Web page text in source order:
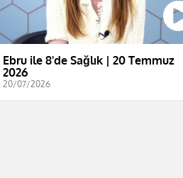
Ebru ile 8'de Sağlık | 20 Temmuz
2026
20/07/2026